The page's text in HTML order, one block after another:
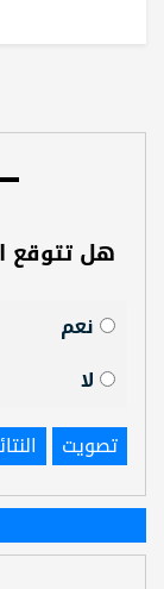
هل تتوقع
نعم
لا
تصويت